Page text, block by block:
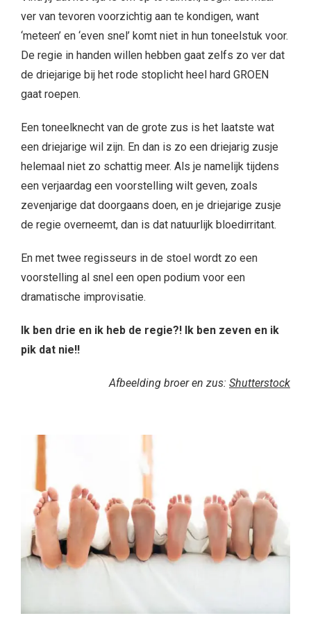
ver van tevoren voorzichtig aan te kondigen, want
‘meteen’ en ‘even snel’ komt niet in hun toneelstuk voor.
De regie in handen willen hebben gaat zelfs zo ver dat
de driejarige bij het rode stoplicht heel hard GROEN
gaat roepen.
Een toneelknecht van de grote zus is het laatste wat
een driejarige wil zijn. En dan is zo een driejarig zusje
helemaal niet zo schattig meer. Als je namelijk tijdens
een verjaardag een voorstelling wilt geven, zoals
zevenjarige dat doorgaans doen, en je driejarige zusje
de regie overneemt, dan is dat natuurlijk bloedirritant.
En met twee regisseurs in de stoel wordt zo een
voorstelling al snel een open podium voor een
dramatische improvisatie.
Ik ben drie en ik heb de regie?! Ik ben zeven en ik
pik dat nie!!
Afbeelding broer en zus: Shutterstock